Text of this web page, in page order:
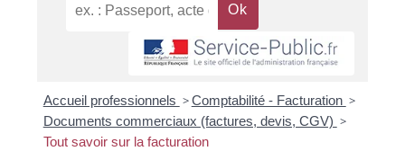
Accueil professionnels >Comptabilité - Facturation >
Documents commerciaux (factures, devis, CGV) >
Tout savoir sur la facturation